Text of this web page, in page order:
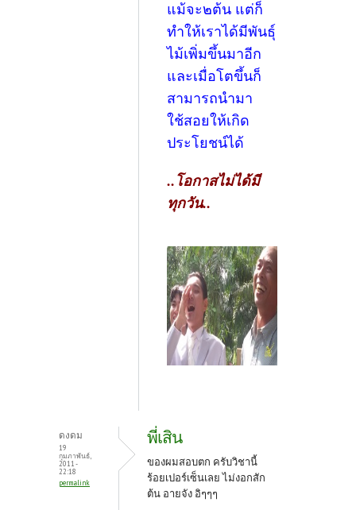
แม้จะ๒ต้น แต่ก็
ทำให้เราได้มีพันธุ์
ไม้เพิ่มขึ้นมาอีก
และเมื่อโตขึ้นก็
สามารถนำมา
ใช้สอยให้เกิด
ประโยชน์ได้
..โอกาสไม่ได้มี
ทุกวัน..
ดงดม
19
กุมภาพันธ์,
2011 -
22:18
permalink
พี่เสิน
ของผมสอบตก ครับวิชานี้
ร้อยเปอร์เซ็นเลย ไม่งอกสัก
ต้น อายจัง อิๆๆๆ